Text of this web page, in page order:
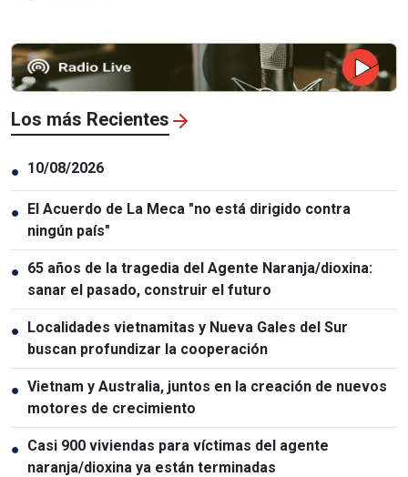
Los más Recientes
● 10/08/2026
● El Acuerdo de La Meca "no está dirigido contra
ningún país"
● 65 años de la tragedia del Agente Naranja/dioxina:
sanar el pasado, construir el futuro
● Localidades vietnamitas y Nueva Gales del Sur
buscan profundizar la cooperación
● Vietnam y Australia, juntos en la creación de nuevos
motores de crecimiento
● Casi 900 viviendas para víctimas del agente
naranja/dioxina ya están terminadas